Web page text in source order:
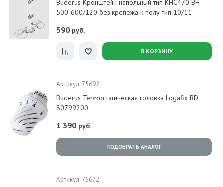
Buderus Кронштейн напольный тип KHC470 BH
500-600/120 без крепежа к полу тип 10/11
590 руб.
В КОРЗИНУ
Артикул: 75692
Buderus Термостатическая головка Logafix BD
80799200
1 390 руб.
ПОДОБРАТЬ АНАЛОГ
Артикул: 75672